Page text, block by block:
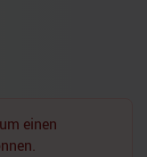
einen